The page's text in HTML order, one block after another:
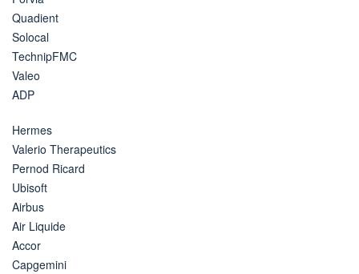
Quadient
Solocal
TechnipFMC
Valeo
ADP
Hermes
Valerio Therapeutics
Pernod Ricard
Ubisoft
Airbus
Air Liquide
Accor
Capgemini